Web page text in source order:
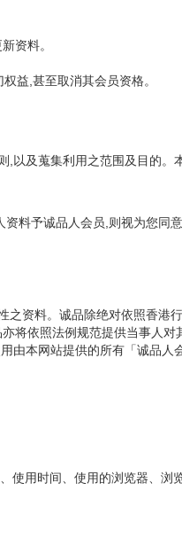
资料。
益,甚至取消其会员资格。
,以及蒐集利用之范围及目的。
料予诚品人会员,则视为您同意
之资料。诚品除绝对依照香港
将依照法例规范提供当事人对
本网站提供的所有「诚品人
使用时间、使用的浏览器、浏